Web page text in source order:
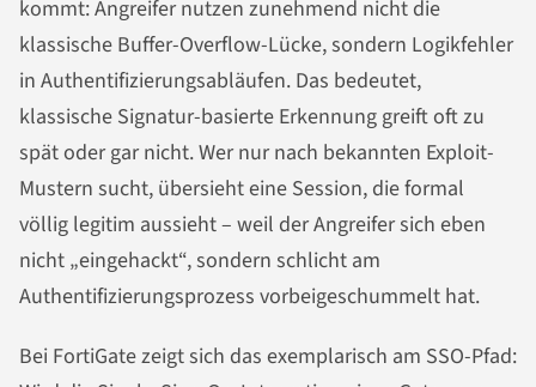
kommt: Angreifer nutzen zunehmend nicht die
klassische Buffer-Overflow-Lücke, sondern Logikfehler
in Authentifizierungsabläufen. Das bedeutet,
klassische Signatur-basierte Erkennung greift oft zu
spät oder gar nicht. Wer nur nach bekannten Exploit-
Mustern sucht, übersieht eine Session, die formal
völlig legitim aussieht – weil der Angreifer sich eben
nicht „eingehackt“, sondern schlicht am
Authentifizierungsprozess vorbeigeschummelt hat.
Bei FortiGate zeigt sich das exemplarisch am SSO-Pfad: